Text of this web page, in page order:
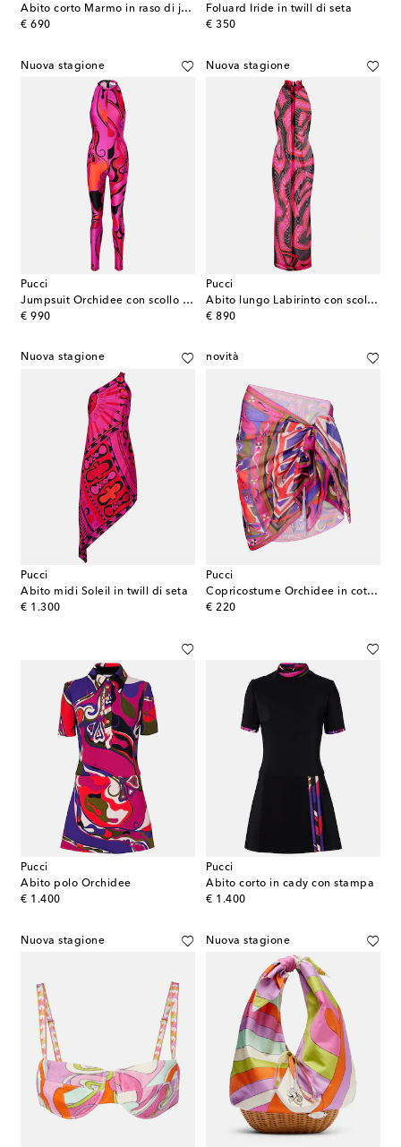
Abito corto Marmo in raso di jersey
€ 690
original price
Foluard Iride in twill di seta
€ 350
original price
Nuova stagione
Pucci
Jumpsuit Orchidee con scollo all'americana
€ 990
original price
Nuova stagione
Pucci
Abito lungo Labirinto con scollo all'americana
€ 890
original price
Nuova stagione
Pucci
Abito midi Soleil in twill di seta
€ 1.300
original price
novità
Pucci
Copricostume Orchidee in cotone
€ 220
original price
Pucci
Abito polo Orchidee
€ 1.400
original price
Pucci
Abito corto in cady con stampa
€ 1.400
original price
Nuova stagione Nuova stagione